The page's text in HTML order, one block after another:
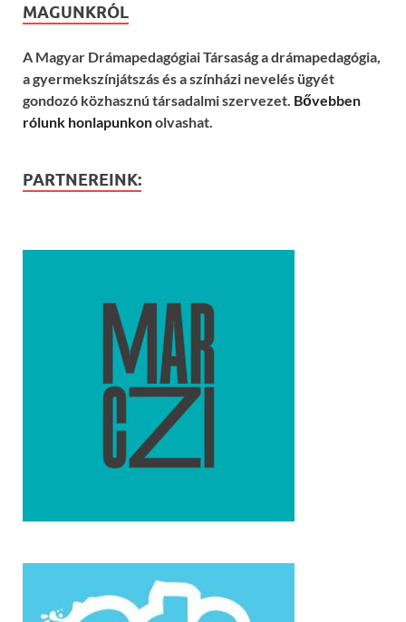
MAGUNKRÓL
A Magyar Drámapedagógiai Társaság a drámapedagógia,
a gyermekszínjátszás és a színházi nevelés ügyét
gondozó közhasznú társadalmi szervezet. Bővebben
rólunk honlapunkonolvashat.
PARTNEREINK: